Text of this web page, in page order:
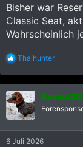
Ziel dieser
bereitzustellen.
Da sich Preise
jeweils aktuellen
aktuell gültigen
optimal beraten.
Bisher war
Classic Seat,
Wahrscheinlich
R
a
k
t
i
o
n
Thaihunter
6 Juli 2026